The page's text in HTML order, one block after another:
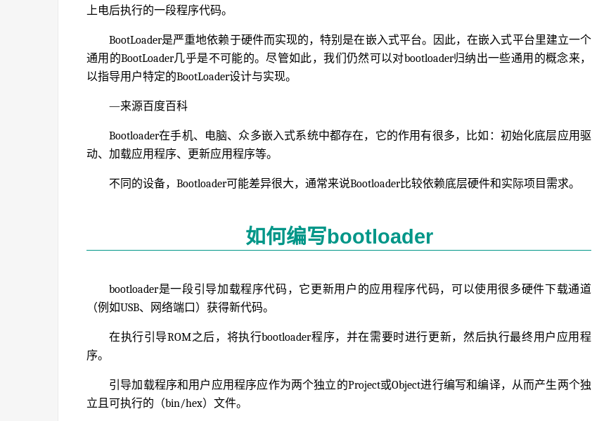
上电后执行的一段程序代码。
BootLoader是严重地依赖于硬件而实现的，特别是在嵌入式平台。因此，在嵌入式平台里建立一个
通用的BootLoader几乎是不可能的。尽管如此，我们仍然可以对bootloader归纳出一些通用的概念来，
以指导用户特定的BootLoader设计与实现。
—来源百度百科
Bootloader在手机、电脑、众多嵌入式系统中都存在，它的作用有很多，比如：初始化底层应用驱
动、加载应用程序、更新应用程序等。
不同的设备，Bootloader可能差异很大，通常来说Bootloader比较依赖底层硬件和实际项目需求。
如何编写bootloader
bootloader是一段引导加载程序代码，它更新用户的应用程序代码，可以使用很多硬件下载通道
（例如USB、网络端口）获得新代码。
在执行引导ROM之后，将执行bootloader程序，并在需要时进行更新，然后执行最终用户应用程
序。
引导加载程序和用户应用程序应作为两个独立的Project或Object进行编写和编译，从而产生两个独
立且可执行的（bin/hex）文件。